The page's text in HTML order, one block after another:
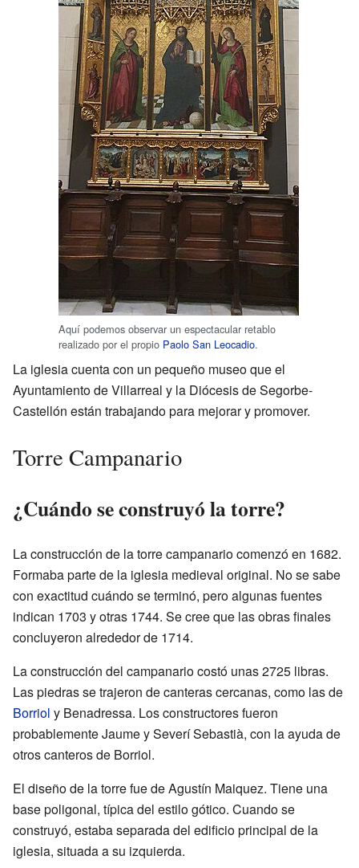
Aquí podemos observar un espectacular retablo
realizado por el propio Paolo San Leocadio.
La iglesia cuenta con un pequeño museo que el
Ayuntamiento de Villarreal y la Diócesis de Segorbe-
Castellón están trabajando para mejorar y promover.
Torre Campanario
¿Cuándo se construyó la torre?
La construcción de la torre campanario comenzó en 1682.
Formaba parte de la iglesia medieval original. No se sabe
con exactitud cuándo se terminó, pero algunas fuentes
indican 1703 y otras 1744. Se cree que las obras finales
concluyeron alrededor de 1714.
La construcción del campanario costó unas 2725 libras.
Las piedras se trajeron de canteras cercanas, como las de
Borriol y Benadressa. Los constructores fueron
probablemente Jaume y Severí Sebastià, con la ayuda de
otros canteros de Borriol.
El diseño de la torre fue de Agustín Maiquez. Tiene una
base poligonal, típica del estilo gótico. Cuando se
construyó, estaba separada del edificio principal de la
iglesia, situada a su izquierda.